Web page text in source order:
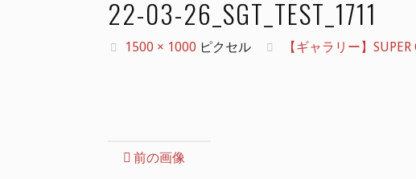
22-03-26_SGT_TEST_1711
フ
1500 × 1000 ピクセル 【ギャラリー】
前の画像